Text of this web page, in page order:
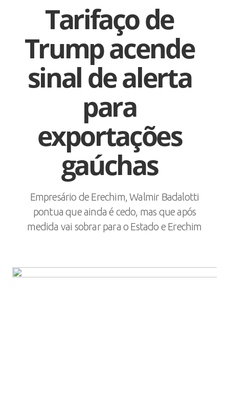
Tarifaço de
Trump acende
sinal de alerta
para
exportações
gaúchas
Empresário de Erechim, Walmir Badalotti
pontua que ainda é cedo, mas que após
medida vai sobrar para o Estado e Erechim